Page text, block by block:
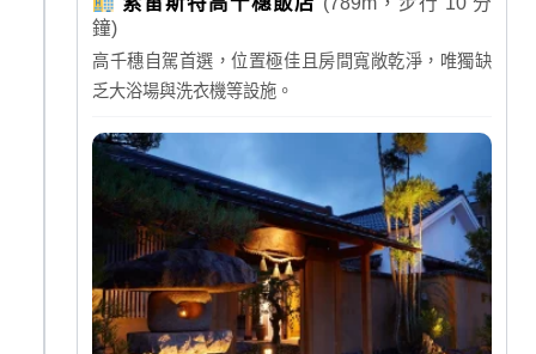
鐘)
高千穗自駕首選，位置極佳且房間寬敞乾淨，唯獨缺
乏大浴場與洗衣機等設施。